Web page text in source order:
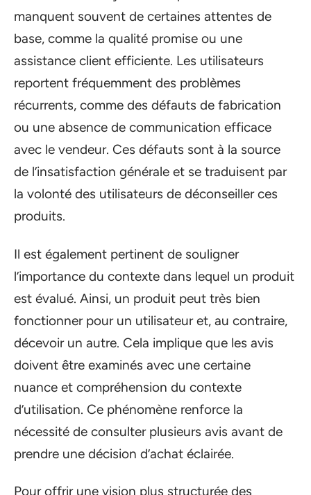
manquent souvent de certaines attentes de
base, comme la qualité promise ou une
assistance client efficiente. Les utilisateurs
reportent fréquemment des problèmes
récurrents, comme des défauts de fabrication
ou une absence de communication efficace
avec le vendeur. Ces défauts sont à la source
de l’insatisfaction générale et se traduisent par
la volonté des utilisateurs de déconseiller ces
produits.
Il est également pertinent de souligner
l’importance du contexte dans lequel un produit
est évalué. Ainsi, un produit peut très bien
fonctionner pour un utilisateur et, au contraire,
décevoir un autre. Cela implique que les avis
doivent être examinés avec une certaine
nuance et compréhension du contexte
d’utilisation. Ce phénomène renforce la
nécessité de consulter plusieurs avis avant de
prendre une décision d’achat éclairée.
Pour offrir une vision plus structurée des